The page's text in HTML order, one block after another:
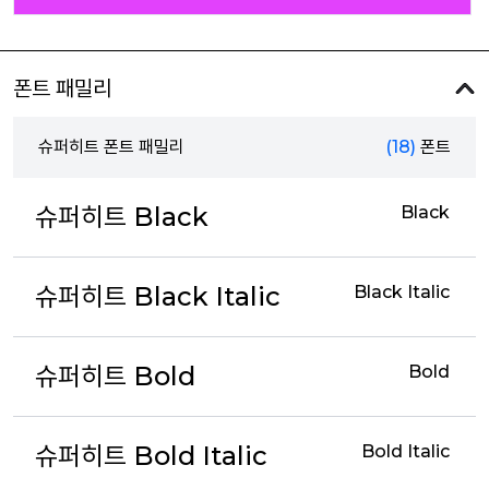
폰트 패밀리
슈퍼히트 폰트 패밀리 (18) 폰트
슈퍼히트 Black Black
슈퍼히트 Black Italic Black Italic
슈퍼히트 Bold Bold
슈퍼히트 Bold Italic Bold Italic